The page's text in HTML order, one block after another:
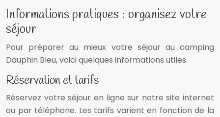
Informations pratiques : organisez votre
séjour
Pour préparer au mieux votre séjour au camping
Dauphin Bleu, voici quelques informations utiles.
Réservation et tarifs
Réservez votre séjour en ligne sur notre site internet
ou par téléphone. Les tarifs varient en fonction de la